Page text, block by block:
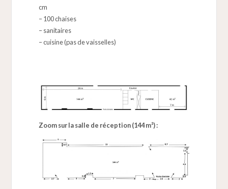
cm
– 100 chaises
– sanitaires
– cuisine (pas de vaisselles)
Zoom sur la salle de réception (144 m²) :